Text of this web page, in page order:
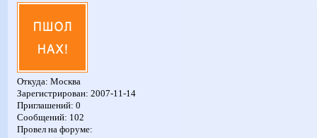
Откуда: Москва
Зарегистрирован: 2007-11-14
Приглашений: 0
Сообщений: 102
Провел на форуме: